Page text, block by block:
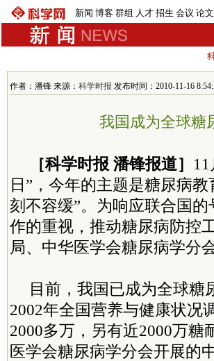
新闻 博客 群组 人才 招生 会议 论文
作者：潘锋 来源： 科学时报 发布时间：2010-11-16
我国成为全球糖
［科学时报 潘锋报道］
日”，今年的主题是糖尿病
刻不容缓”。为响应联合国
作的重视，推动糖尿病防控
局、中华医学会糖尿病学分
目前，我国已成为全球糖
2002年全国营养与健康状况
2000多万，另有近2000万糖
医学会糖尿病学分会开展的